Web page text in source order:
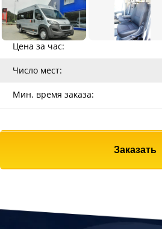
Цена за час:
Число мест:
Мин. время заказа:
Заказать